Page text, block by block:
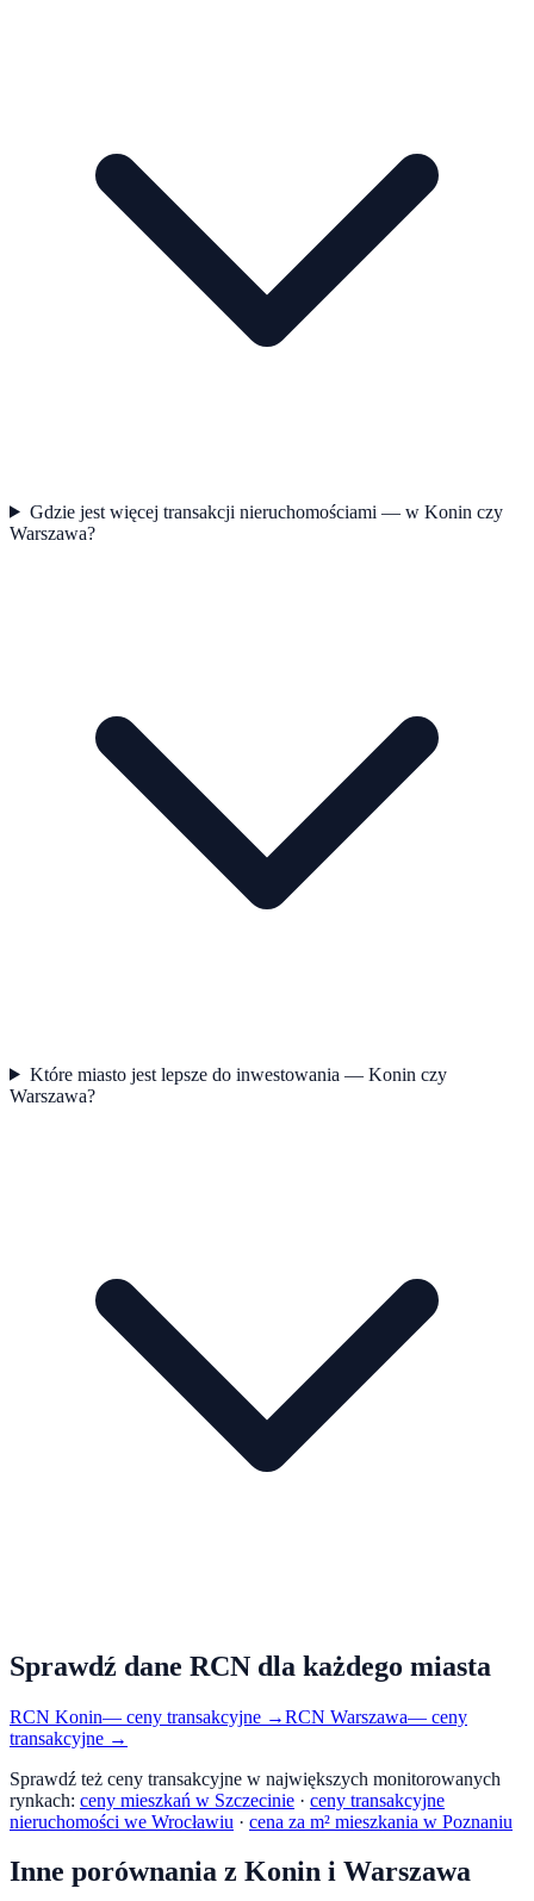
Gdzie jest więcej transakcji nieruchomościami — w Konin czy
Warszawa?
Które miasto jest lepsze do inwestowania — Konin czy
Warszawa?
Sprawdź dane RCN dla każdego miasta
RCN Konin— ceny transakcyjne →RCN Warszawa— ceny
transakcyjne →
Sprawdź też ceny transakcyjne w największych monitorowanych
rynkach: ceny mieszkań w Szczecinie · ceny transakcyjne
nieruchomości we Wrocławiu · cena za m² mieszkania w Poznaniu
Inne porównania z Konin i Warszawa